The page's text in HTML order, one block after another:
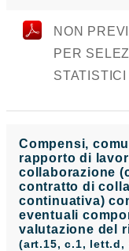
NON
PER
STATISTICI
Compensi,
rapporto di
collaborazione
contratto di
continuativa)
eventuali
valutazione del
(art.15, c.1, lett.d,